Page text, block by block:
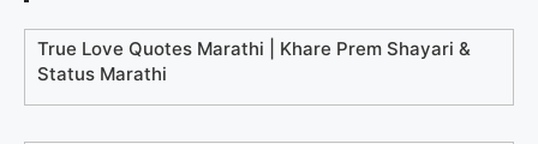
True Love Quotes Marathi | Khare Prem Shayari &
Status Marathi